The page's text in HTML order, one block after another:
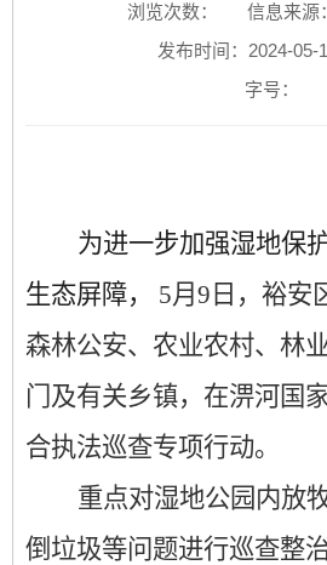
浏览次数：
信息来源
发布时间：2024-05-
字号：
为进一步加强湿地保
生态屏障，
5月9日，裕安
森林公安、农业农村、林
门及有关乡镇，在淠河国
合执法巡查专项行动。
重点对湿地公园内放
倒垃圾等问题进行巡查整